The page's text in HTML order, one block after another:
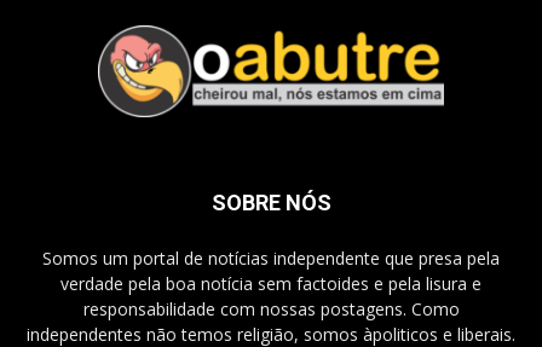
SOBRE NÓS
Somos um portal de notícias independente que presa pela
verdade pela boa notícia sem factoides e pela lisura e
responsabilidade com nossas postagens. Como
independentes não temos religião, somos àpoliticos e liberais.